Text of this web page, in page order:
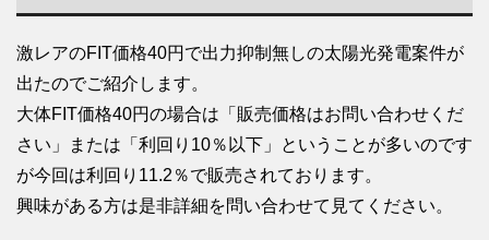
激レアのFIT価格40円で出力抑制無しの太陽光発電案件が
出たのでご紹介します。
大体FIT価格40円の場合は「販売価格はお問い合わせくだ
さい」または「利回り10％以下」ということが多いのです
が今回は利回り11.2％で販売されております。
興味がある方は是非詳細を問い合わせて見てください。